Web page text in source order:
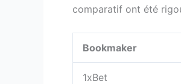
comparatif ont été
Bookmaker
1xBet